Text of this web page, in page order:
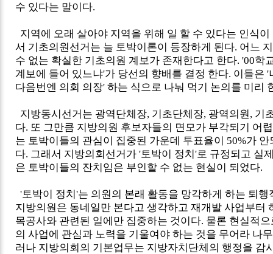
수 있다는 말이다.
지역에 오래 살아야 지역을 위해 일 할 수 있다는 인식
서 기초의원선거는 늘 토박이론이 등장하게 된다. 어느
수 없는 확실한 기초의원 계보가 존재한다고 한다. '00학
계보에 들어 있느냐'가 당선의 향배를 결정 한다. 이들은
다음번엔 의회 의장' 하는 식으로 나눠 먹기 논의를 미리
지방동시선거는 광역단체장, 기초단체장, 광역의원, 기
다. 또 그만큼 지방의원 후보자들의 면모가 부각되기 어
는 토박이들의 관심이 집중된 가운데 투표율이 50%가
다. 그래서 지방의회선거가 '토박이 정치'로 규정되고 실
은 토박이들의 잔치임은 부인할 수 없는 현실이 되었다.
'토박이 정치'는 의원의 본래 활동을 망각하게 하는 퇴
지방의원은 동네일만 본다고 생각하고 재개발 사업부터
목공사와 관련된 일에만 집중하는 것이다. 물론 현실적
의 사업에 관심과 노력을 기울여야 하는 것을 무어라 나
러나 지방의회의 기본업무는 지방자치단체의 행정을 감